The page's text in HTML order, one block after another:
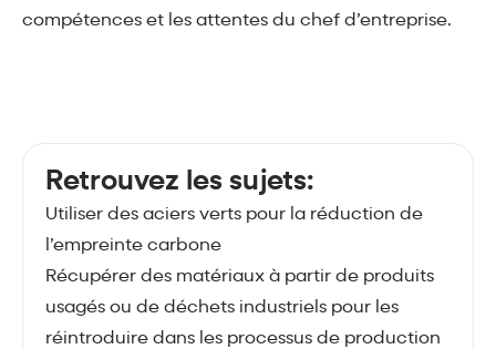
compétences et les attentes du chef d’entreprise.
Retrouvez les sujets:
Utiliser des aciers verts pour la réduction de
l’empreinte carbone
Récupérer des matériaux à partir de produits
usagés ou de déchets industriels pour les
réintroduire dans les processus de production